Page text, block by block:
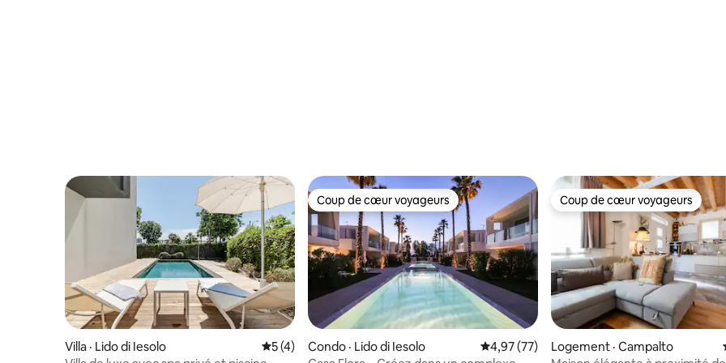
Villa · Lido di Iesolo Note moyenne de 5 sur 5, 4 commentaires
5 (4)
Coup de cœur voyageurs
Coup de cœur voyageurs
Condo · Lido di Iesolo Note moyenne de 4,97 sur 5, 77
4,97 (77)
Coup de cœur voyageurs
Coup de cœur voyageurs
Logement · Campalto